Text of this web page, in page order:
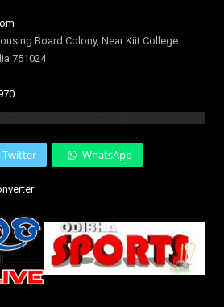
Board Colony, Near Kiit College
751024
Twitter WhatsApp